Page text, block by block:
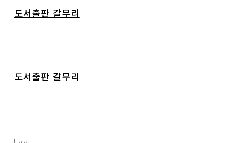
도서출판 갈무리
도서출판 갈무리